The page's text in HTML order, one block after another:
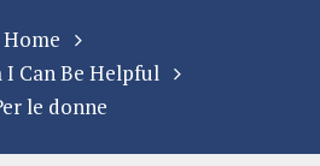
Home
I Can Be Helpful
le donne